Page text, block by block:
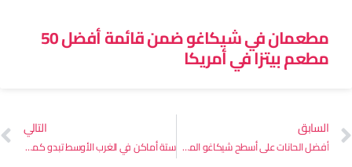
مطعمان في شيكاغو ضمن قائمة أفضل 50
مطعم بيتزا في أمريكا
السابق
أفضل الحانات على أسطح شيكاغو المكشوفة – الجزء الأول
التالي
ستة أماكن في الغرب الأوسط تبدو كما لو كانت في أوروبا